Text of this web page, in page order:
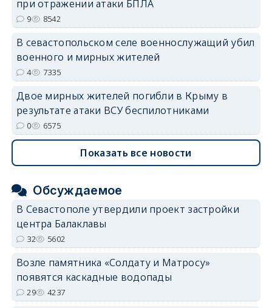
при отражении атаки БПЛА
9 8542
В севастопольском селе военнослужащий убил
военного и мирных жителей
4 7335
Двое мирных жителей погибли в Крыму в
результате атаки ВСУ беспилотниками
0 6575
Показать все новости
Обсуждаемое
В Севастополе утвердили проект застройки
центра Балаклавы
32 5602
Возле памятника «Солдату и Матросу»
появятся каскадные водопады
29 4237